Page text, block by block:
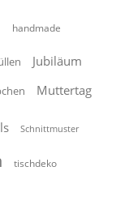
handmade
Jubiläum
Muttertag
Schnittmuster
tischdeko